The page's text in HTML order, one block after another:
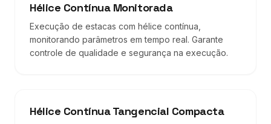
Hélice Contínua Monitorada
Execução de estacas com hélice contínua,
monitorando parâmetros em tempo real. Garante
controle de qualidade e segurança na execução.
Hélice Contínua Tangencial Compacta